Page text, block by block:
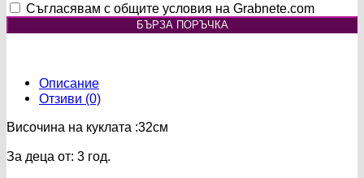
Съгласявам с общите условия на Grabnete.com
БЪРЗА ПОРЪЧКА
Описание
Отзиви (0)
Височина на куклата :32см
За деца от: 3 год.